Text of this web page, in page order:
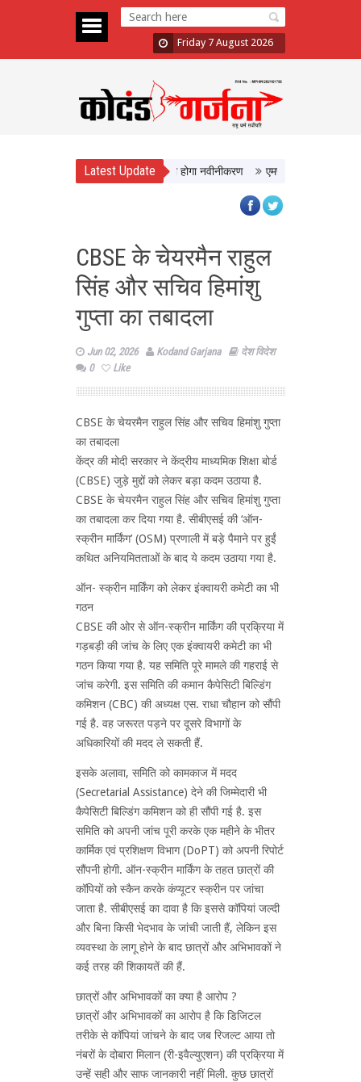
Friday 7 August 2026
Latest Update
बेहतर सुविधा, Hidden Pull का होगा नवीनीकरण एमपी टूरिज्म बोर्ड और टाटा
CBSE के चेयरमैन राहुल
सिंह और सचिव हिमांशु
गुप्ता का तबादला
Jun 02, 2026 Kodand Garjana
देश विदेश
0
Like
CBSE के चेयरमैन राहुल सिंह और सचिव हिमांशु गुप्ता
का तबादला
केंद्र की मोदी सरकार ने केंद्रीय माध्यमिक शिक्षा बोर्ड
(CBSE) जुड़े मुद्दों को लेकर बड़ा कदम उठाया है.
CBSE के चेयरमैन राहुल सिंह और सचिव हिमांशु गुप्ता
का तबादला कर दिया गया है. सीबीएसई की ‘ऑन-
स्क्रीन मार्किंग’ (OSM) प्रणाली में बड़े पैमाने पर हुईं
कथित अनियमितताओं के बाद ये कदम उठाया गया है.
ऑन- स्क्रीन मार्किंग को लेकर इंक्वायरी कमेटी का भी
गठन
CBSE की ओर से ऑन-स्क्रीन मार्किंग की प्रक्रिया में
गड़बड़ी की जांच के लिए एक इंक्वायरी कमेटी का भी
गठन किया गया है. यह समिति पूरे मामले की गहराई से
जांच करेगी. इस समिति की कमान कैपेसिटी बिल्डिंग
कमिशन (CBC) की अध्यक्ष एस. राधा चौहान को सौंपी
गई है. वह जरूरत पड़ने पर दूसरे विभागों के
अधिकारियों की मदद ले सकती हैं.
इसके अलावा, समिति को कामकाज में मदद
(Secretarial Assistance) देने की जिम्मेदारी भी
कैपेसिटी बिल्डिंग कमिशन को ही सौंपी गई है. इस
समिति को अपनी जांच पूरी करके एक महीने के भीतर
कार्मिक एवं प्रशिक्षण विभाग (DoPT) को अपनी रिपोर्ट
सौंपनी होगी. ऑन-स्क्रीन मार्किंग के तहत छात्रों की
कॉपियों को स्कैन करके कंप्यूटर स्क्रीन पर जांचा
जाता है. सीबीएसई का दावा है कि इससे कॉपियां जल्दी
और बिना किसी भेदभाव के जांची जाती हैं, लेकिन इस
व्यवस्था के लागू होने के बाद छात्रों और अभिभावकों ने
कई तरह की शिकायतें की हैं.
छात्रों और अभिभावकों का क्या है आरोप ?
छात्रों और अभिभावकों का आरोप है कि डिजिटल
तरीके से कॉपियां जांचने के बाद जब रिजल्ट आया तो
नंबरों के दोबारा मिलान (री-इवैल्युएशन) की प्रक्रिया में
उन्हें सही और साफ जानकारी नहीं मिली. कुछ छात्रों